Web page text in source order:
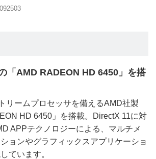
「AMD RADEON HD 6450」を搭
リームプロセッサを備えるAMD社製
HD 6450」を搭載。DirectX 11に対
APPテクノロジーによる、マルチメ
ョンやグラフィックスアプリケーショ
ています。